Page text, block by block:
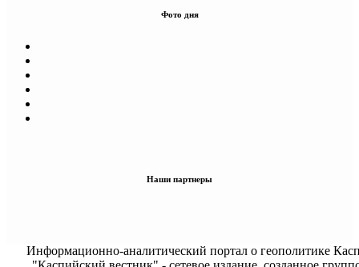
Фото дня
Наши партнеры
Информационно-аналитический портал о геополитике